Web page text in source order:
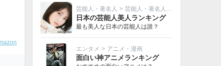
芸能人・著名人 > 芸能人・著名人その他
日本の芸能人美人ランキング
最も美人な日本の芸能人は誰？
エンタメ > アニメ・漫画
面白い神アニメランキング